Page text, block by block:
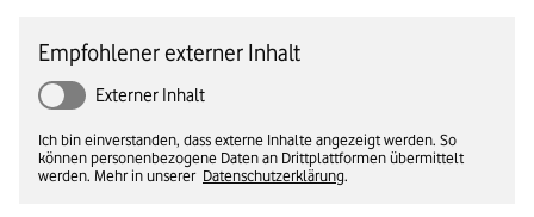
Empfohlener externer Inhalt
Externer Inhalt
Ich bin einverstanden, dass externe Inhalte angezeigt werden. So
können personenbezogene Daten an Drittplattformen übermittelt
werden. Mehr in unserer Datenschutzerklärung.